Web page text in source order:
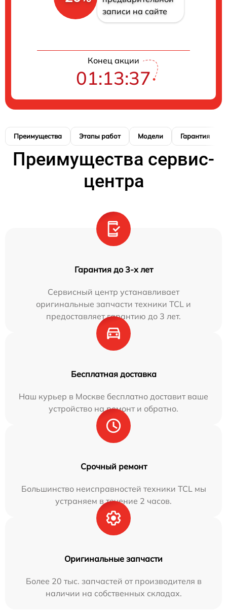
записи на сайте
Конец акции
01:13:36
Преимущества Этапы работ Модели Гарантия
Преимущества сервис-
центра
Гарантия до 3-х лет
Сервисный центр устанавливает
оригинальные запчасти техники TCL и
предоставляет гарантию до 3 лет.
Бесплатная доставка
Наш курьер в Москве бесплатно доставит ваше
устройство на ремонт и обратно.
Срочный ремонт
Большинство неисправностей техники TCL мы
устраняем в течение 2 часов.
Оригинальные запчасти
Более 20 тыс. запчастей от производителя в
наличии на собственных складах.